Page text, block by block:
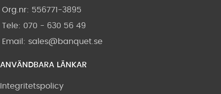
Org.nr: 556771-3895
Tele: 070 - 630 56 49
Email: sales@banquet.se
ANVÄNDBARA LÄNKAR
Integritetspolicy